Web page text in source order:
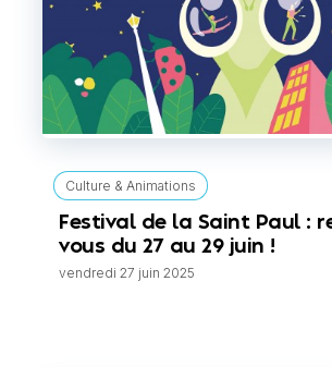
Culture & Animations
Festival de la Saint Paul :
vous du 27 au 29 juin !
vendredi 27 juin 2025